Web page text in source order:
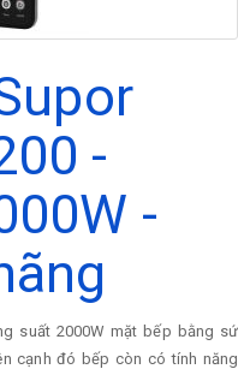
-
-
suất 2000W mặt bếp bằng sứ
cạnh đó bếp còn có tính năng